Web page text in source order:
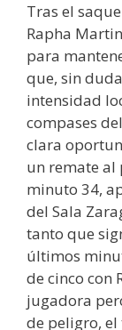
Tras el
Rapha
para
que, sin
intensidad
compases
clara
un remate al
minuto 34,
del Sala
tanto que
últimos
de cinco con
jugadora
de peligro,